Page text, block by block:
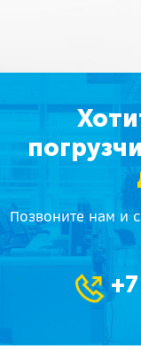
Позвоните нам и